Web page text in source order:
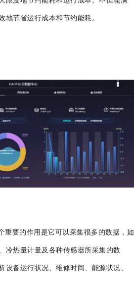
地节省运行成本和节约能耗。
重要的作用是它可以采集很多的数据，如
冷热量计量及各种传感器所采集的数
设备运行状况、维修时间、能源状况、